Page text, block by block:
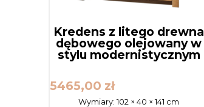
Kredens z litego drewna
dębowego olejowany w
stylu modernistycznym
5465,00 zł
Wymiary:102 × 40 × 141 cm